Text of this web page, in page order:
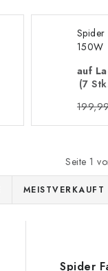
Spider
150W
auf
(7
Seite 1
MEISTVERKAUFT
Spider